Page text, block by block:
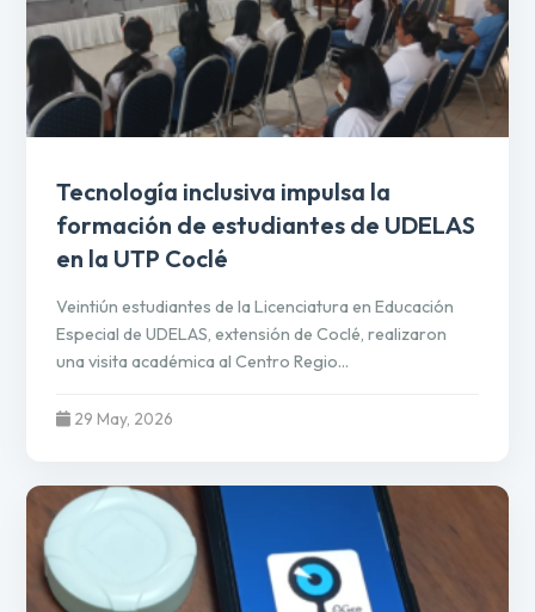
Tecnología inclusiva impulsa la
formación de estudiantes de UDELAS
en la UTP Coclé
Veintiún estudiantes de la Licenciatura en Educación
Especial de UDELAS, extensión de Coclé, realizaron
una visita académica al Centro Regio...
29 May, 2026